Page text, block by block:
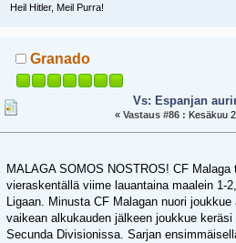
Heil Hitler, Meil Purra!
Granado
Vs: Espanjan
«Vastaus #86 : Kesäkuu
MALAGA SOMOS NOSTROS! CF
vieraskentällä viime lauantaina maalein 1-
Ligaan. Minusta CF Malagan nuori
vaikean alkukauden jälkeen joukkue
Secunda Divisionissa. Sarjan